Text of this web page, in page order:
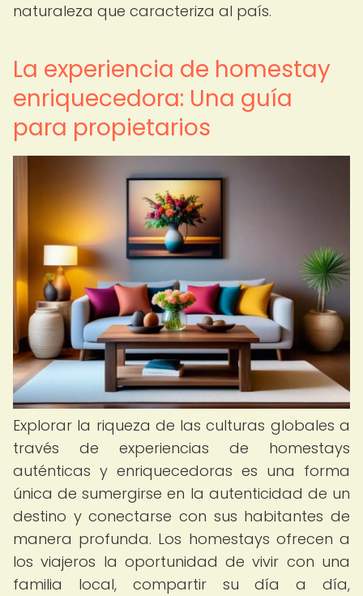
naturaleza que caracteriza al país.
La experiencia de homestay
enriquecedora: Una guía
para propietarios
Explorar la riqueza de las culturas globales a
través de experiencias de homestays
auténticas y enriquecedoras es una forma
única de sumergirse en la autenticidad de un
destino y conectarse con sus habitantes de
manera profunda. Los homestays ofrecen a
los viajeros la oportunidad de vivir con una
familia local, compartir su día a día,